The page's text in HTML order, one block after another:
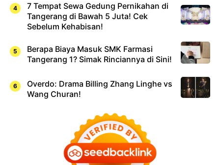
7 Tempat Sewa Gedung Pernikahan di
Tangerang di Bawah 5 Juta! Cek
Sebelum Kehabisan!
Berapa Biaya Masuk SMK Farmasi
Tangerang 1? Simak Rinciannya di Sini!
Overdo: Drama Billing Zhang Linghe vs
Wang Churan!